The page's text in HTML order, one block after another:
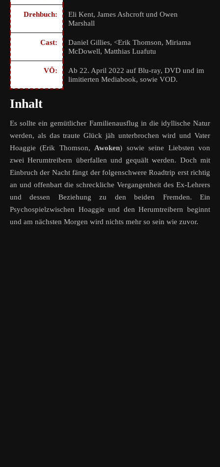
Drehbuch:
Eli Kent, James Ashcroft und Owen
Marshall
Cast:
Daniel Gillies, <Erik Thomson, Miriama
McDowell, Matthias Luafutu
VÖ:
Ab 22. April 2022 auf Blu-ray, DVD und im
limitierten Mediabook, sowie VOD.
Inhalt
Es sollte ein gemütlicher Familienausflug in die idyllische Natur
werden, als das traute Glück jäh unterbrochen wird und Vater
Hoaggie (Erik Thomson,Awoken) sowie seine Liebsten von
zwei Herumtreibern überfallen und gequält werden. Doch mit
Einbruch der Nacht fängt der folgenschwere Roadtrip erst richtig
an und offenbart die schreckliche Vergangenheit des Ex-Lehrers
und dessen Beziehung zu den beiden Fremden. Ein
Psychospielzwischen Hoaggie und den Herumtreibern beginnt
und am nächsten Morgen wird nichts mehr so sein wie zuvor.